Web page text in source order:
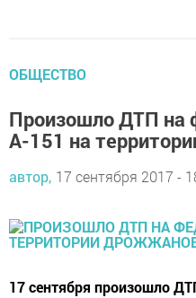
ОБЩЕСТВО
Произошло ДТП на
А-151 на
автор, 17 сентября 2017 -
17 сентября произошло